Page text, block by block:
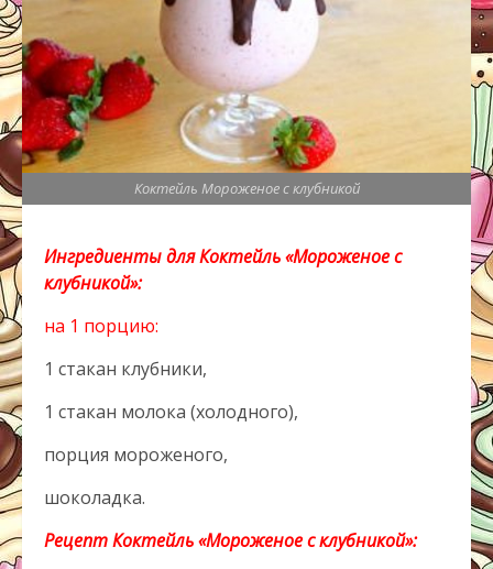
Коктейль Мороженое с клубникой
Ингредиенты для Коктейль «Мороженое с
клубникой»:
на 1 порцию:
1 стакан клубники,
1 стакан молока (холодного),
порция мороженого,
шоколадка.
Рецепт Коктейль «Мороженое с клубникой»: